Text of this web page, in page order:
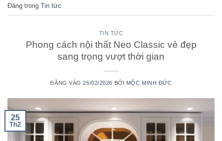
Đăng trong Tin tức
TIN TỨC
Phong cách nội thất Neo Classic vẻ đẹp
sang trọng vượt thời gian
ĐĂNG VÀO25/02/2026 BỞI MỘC MINH ĐỨC
25
Th2